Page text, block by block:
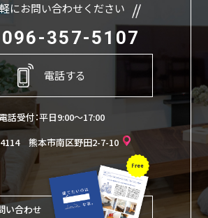
にお問い合わせください
096-357-5107
電話する
話受付：平日9:00〜17:00
熊本市南区野田2-7-10
い合わせ